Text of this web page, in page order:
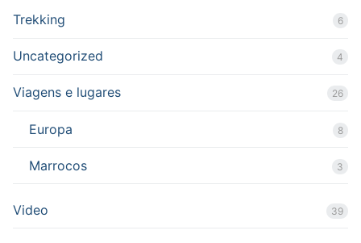
Trekking 6
Uncategorized 4
Viagens e lugares 26
Europa 8
Marrocos 3
Video 39